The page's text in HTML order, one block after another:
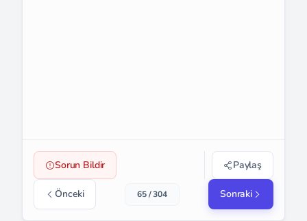
Sorun Bildir Paylaş
Önceki 65 / 304 Sonraki